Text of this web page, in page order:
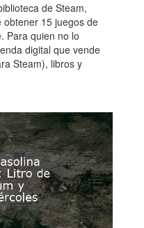
de Steam,
15 juegos de
Para quien no lo
digital que vende
Steam), libros y